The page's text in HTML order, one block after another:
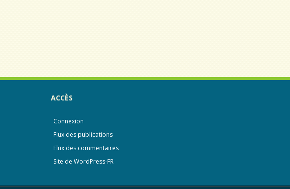
ACCÈS
Connexion
Flux des publications
Flux des commentaires
Site de WordPress-FR